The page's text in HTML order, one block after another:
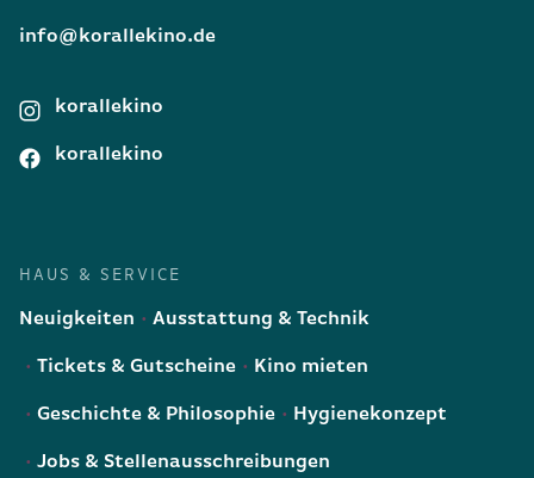
info@korallekino.de
korallekino
korallekino
HAUS & SERVICE
Neuigkeiten Ausstattung & Technik
Tickets & Gutscheine Kino mieten
Geschichte & Philosophie Hygienekonzept
Jobs & Stellenausschreibungen